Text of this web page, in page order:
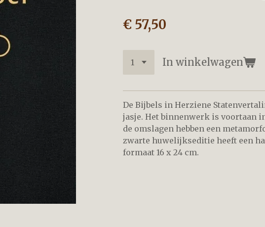
€ 57,50
In winkelwagen
De Bijbels in Herziene
jasje. Het binnenwerk is voortaan
de omslagen hebben een
zwarte huwelijkseditie heeft een
formaat 16 x 24 cm.